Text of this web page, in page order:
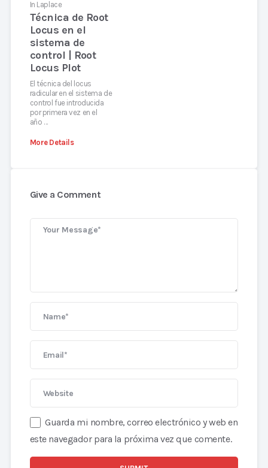
In Laplace
Técnica de Root
Locus en el
sistema de
control | Root
Locus Plot
El técnica del locus
radicular en el sistema de
control fue introducida
por primera vez en el
año …
More Details
Give a Comment
Guarda mi nombre, correo electrónico y web en
este navegador para la próxima vez que comente.